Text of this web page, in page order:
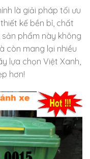
là giải pháp tối ưu
kế bền bỉ, chất
phẩm này không
còn mang lại nhiều
lựa chọn Việt Xanh,
hơn!